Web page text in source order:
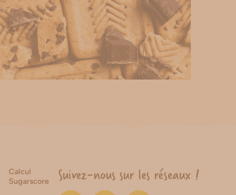
Calcul
Sugarscore
Suivez-nous sur les réseaux !